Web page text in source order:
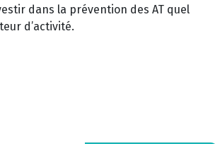
dans la prévention des AT quel
d’activité.